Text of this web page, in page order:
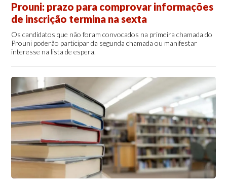
Prouni: prazo para comprovar informações
de inscrição termina na sexta
Os candidatos que não foram convocados na primeira chamada do
Prouni poderão participar da segunda chamada ou manifestar
interesse na lista de espera.